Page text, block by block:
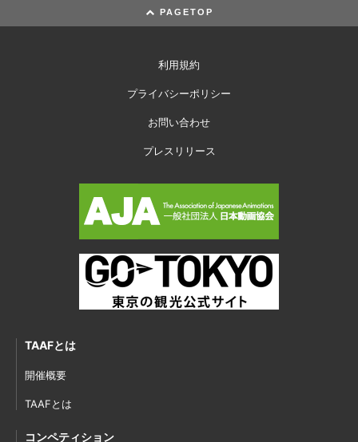
PAGETOP
利用規約
プライバシーポリシー
お問い合わせ
プレスリリース
TAAFとは
開催概要
TAAFとは
コンペティション